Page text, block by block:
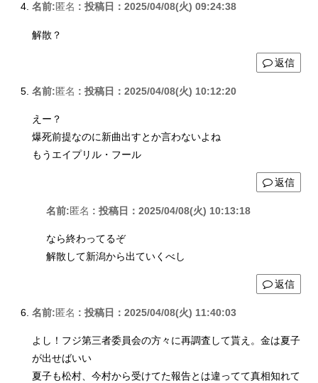
名前:匿名 : 投稿日：2025/04/08(火) 09:24:38
解散？
返信
名前:匿名 : 投稿日：2025/04/08(火) 10:12:20
えー？
爆死前提なのに新曲出すとか言わないよね
もうエイプリル・フール
返信
名前:匿名 : 投稿日：2025/04/08(火) 10:13:18
なら終わってるぞ
解散して新潟から出ていくべし
返信
名前:匿名 : 投稿日：2025/04/08(火) 11:40:03
よし！フジ第三者委員会の方々に再調査して貰え。金は夏子
が出せばいい
夏子も松村、今村から受けてた報告とは違ってて真相知れて